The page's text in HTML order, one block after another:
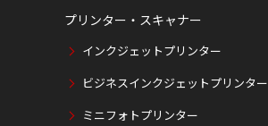
プリンター・スキャナー
インクジェットプリンター
ビジネスインクジェットプリンター
ミニフォトプリンター